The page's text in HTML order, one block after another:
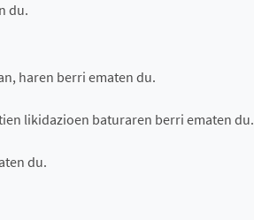
du.
haren berri ematen du.
likidazioen baturaren berri ematen du.
du.